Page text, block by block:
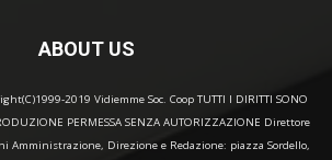
ABOUT US
2019 Vidiemme Soc. Coop TUTTI I DIRITTI SONO
PERMESSA SENZA AUTORIZZAZIONE Direttore
Amministrazione, Direzione e Redazione: piazza Sordello,